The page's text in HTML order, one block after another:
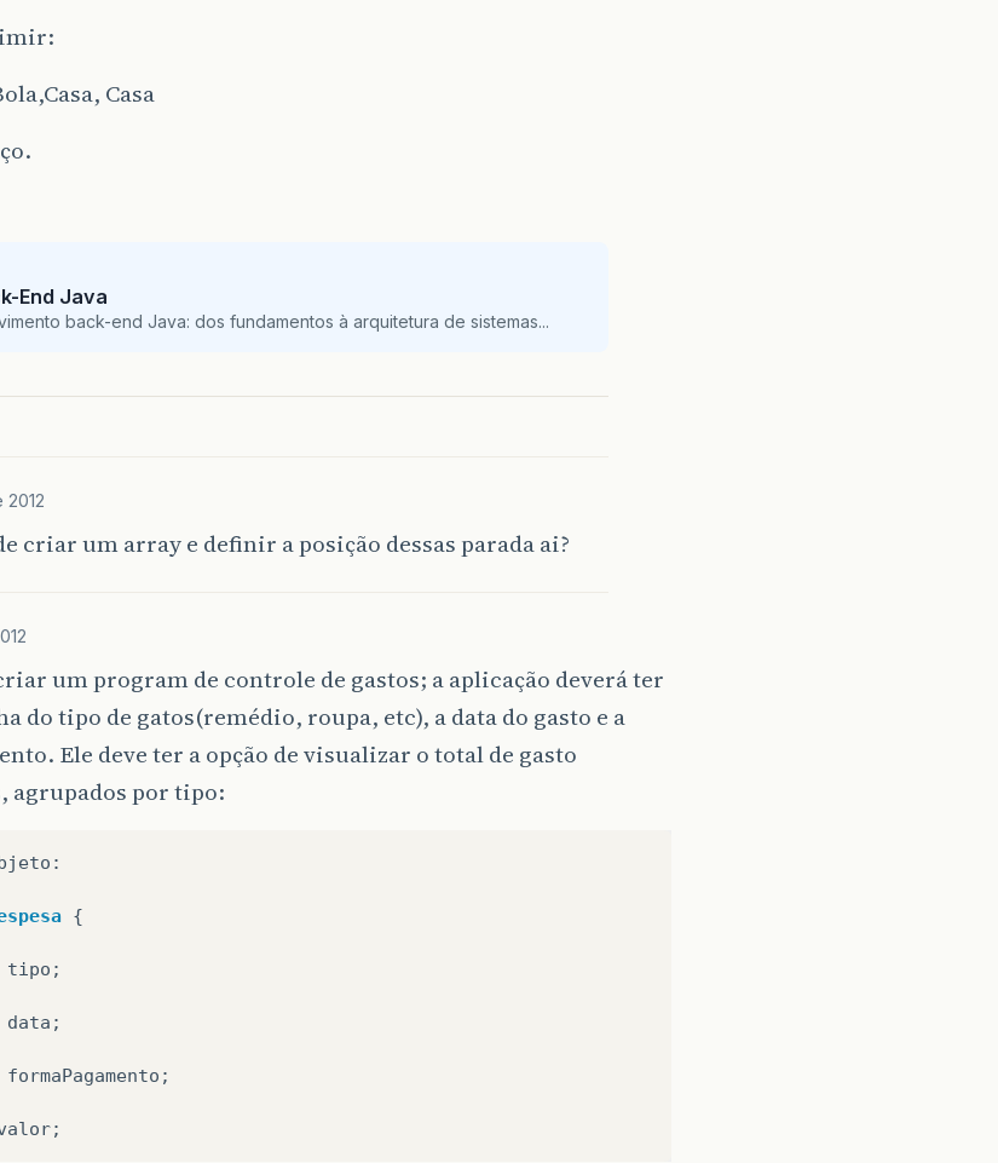
Casa
End Java
back-end Java: dos fundamentos à arquitetura de sistemas...
criar um array e definir a posição dessas parada ai?
um program de controle de gastos; a aplicação deverá ter
do tipo de gatos(remédio, roupa, etc), a data do gasto e a
Ele deve ter a opção de visualizar o total de gasto
agrupados por tipo:
:
{
tipo ;
data ;
formaPagamento ;
;